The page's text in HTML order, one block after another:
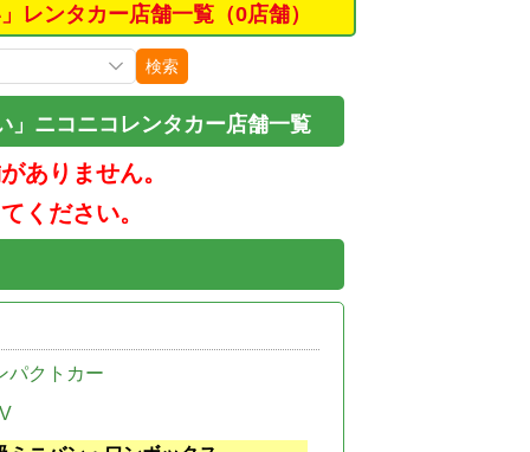
レンタカー店舗一覧（0店舗）
検索
」ニコニコレンタカー店舗一覧
ありません。
ください。
パクトカー